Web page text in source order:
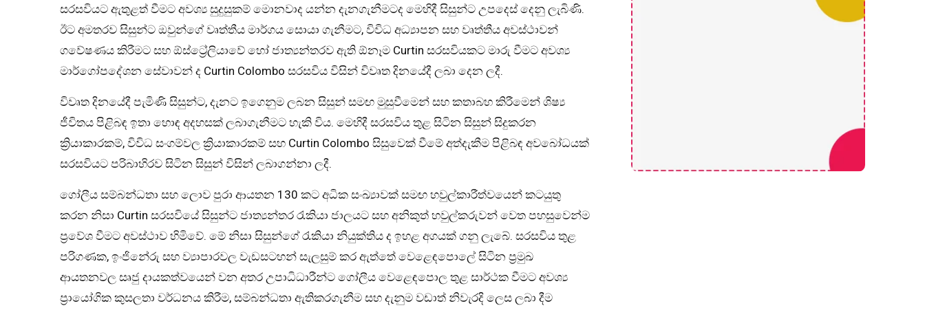
සරසවියට ඇතුළත් වීමට අවශ්‍ය සුදුසුකම් මොනවාද යන්න දැනගැනීමටද මෙහිදී සිසුන්ට උපදෙස් දෙනු ලැබිණි.
ඊට අමතරව සිසුන්ට ඔවුන්ගේ වෘත්තීය මාර්ගය සොයා ගැනීමට, විවිධ අධ්‍යාපන සහ වෘත්තීය අවස්ථාවන්
ගවේෂණය කිරීමට සහ ඕස්ට්‍රේලියාවේ හෝ ජාත්‍යන්තරව ඇති ඕනෑම Curtin සරසවියකට මාරු වීමට අවශ්‍ය
මාර්ගෝපදේශන සේවාවන් ද Curtin Colombo සරසවිය විසින් විවෘත දිනයේදී ලබා දෙන ලදී.
විවෘත දිනයේදී පැමිණි සිසුන්ට, දැනට ඉගෙනුම ලබන සිසුන් සමඟ මුසුවීමෙන් සහ කතාබහ කිරීමෙන් ශිෂ්‍ය
ජීවිතය පිළිබඳ ඉතා හොඳ අදහසක් ලබාගැනීමට හැකි විය. මෙහිදී සරසවිය තුළ සිටින සිසුන් සිදුකරන
ක්‍රියාකාරකම්, විවිධ සංගම්වල ක්‍රියාකාරකම් සහ Curtin Colombo සිසුවෙක් වීමේ අත්දැකීම පිළිබඳ අවබෝධයක්
සරසවියට පරිබාහිරව සිටින සිසුන් විසින් ලබාගන්නා ලදී.
ගෝලීය සම්බන්ධතා සහ ලොව පුරා ආයතන 130 කට අධික සංඛ්‍යාවක් සමඟ හවුල්කාරීත්වයෙන් කටයුතු
කරන නිසා Curtin සරසවියේ සිසුන්ට ජාත්‍යන්තර රැකියා ජාලයට සහ අනිකුත් හවුල්කරුවන් වෙත පහසුවෙන්ම
ප්‍රවේශ වීමට අවස්ථාව හිමිවේ. මේ නිසා සිසුන්ගේ රැකියා නියුක්තිය ද ඉහළ අගයක් ගනු ලැබේ. සරසවිය තුළ
පරිගණක, ඉංජිනේරු සහ ව්‍යාපාරවල වැඩසටහන් සැලසුම් කර ඇත්තේ වෙළෙඳපොලේ සිටින ප්‍රමුඛ
ආයතනවල සෘජු දායකත්වයෙන් වන අතර උපාධිධාරීන්ට ගෝලීය වෙළෙඳපොල තුළ සාර්ථක වීමට අවශ්‍ය
ප්‍රායෝගික කුසලතා වර්ධනය කිරීම, සම්බන්ධතා ඇතිකරගැනීම සහ දැනුම වඩාත් නිවැරදි ලෙස ලබා දීම